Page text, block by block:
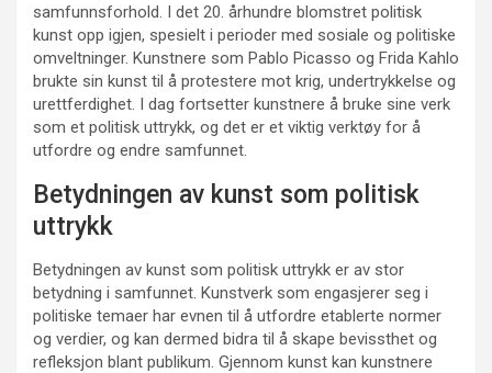
samfunnsforhold. I det 20. århundre blomstret politisk
kunst opp igjen, spesielt i perioder med sosiale og politiske
omveltninger. Kunstnere som Pablo Picasso og Frida Kahlo
brukte sin kunst til å protestere mot krig, undertrykkelse og
urettferdighet. I dag fortsetter kunstnere å bruke sine verk
som et politisk uttrykk, og det er et viktig verktøy for å
utfordre og endre samfunnet.
Betydningen av kunst som politisk
uttrykk
Betydningen av kunst som politisk uttrykk er av stor
betydning i samfunnet. Kunstverk som engasjerer seg i
politiske temaer har evnen til å utfordre etablerte normer
og verdier, og kan dermed bidra til å skape bevissthet og
refleksjon blant publikum. Gjennom kunst kan kunstnere